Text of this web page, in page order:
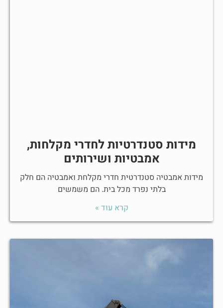
מידות סטנדרטיות לחדרי מקלחות,
אמבטיות ושירותים
מידות אמבטיה סטנדרטית חדרי מקלחת ואמבטיה הם חלק
בלתי נפרד מכל בית. הם משמשים
קרא עוד »